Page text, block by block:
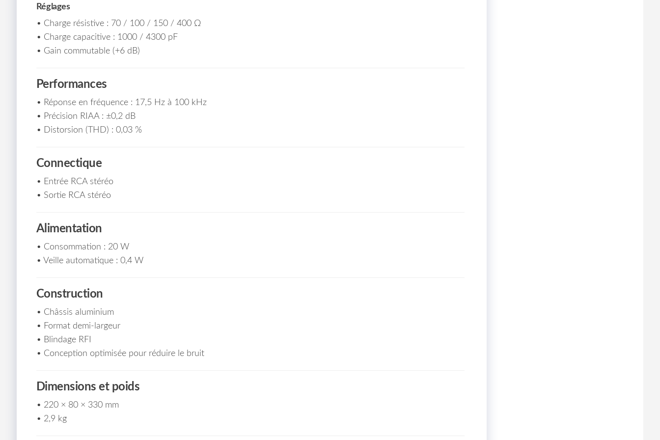
Réglages
• Charge résistive : 70 / 100 / 150 / 400 Ω
• Charge capacitive : 1000 / 4300 pF
• Gain commutable (+6 dB)
Performances
• Réponse en fréquence : 17,5 Hz à 100 kHz
• Précision RIAA : ±0,2 dB
• Distorsion (THD) : 0,03 %
Connectique
• Entrée RCA stéréo
• Sortie RCA stéréo
Alimentation
• Consommation : 20 W
• Veille automatique : 0,4 W
Construction
• Châssis aluminium
• Format demi-largeur
• Blindage RFI
• Conception optimisée pour réduire le bruit
Dimensions et poids
• 220 × 80 × 330 mm
• 2,9 kg